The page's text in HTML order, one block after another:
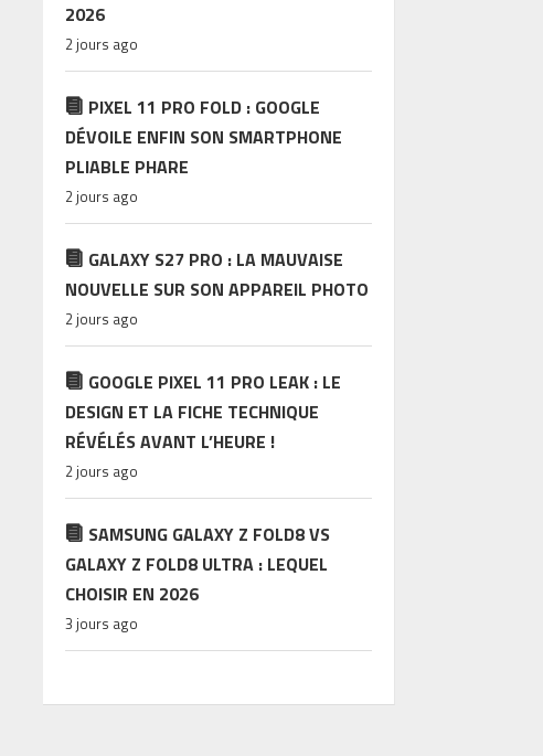
2026
2 jours ago
PIXEL 11 PRO FOLD : GOOGLE
DÉVOILE ENFIN SON SMARTPHONE
PLIABLE PHARE
2 jours ago
GALAXY S27 PRO : LA MAUVAISE
NOUVELLE SUR SON APPAREIL PHOTO
2 jours ago
GOOGLE PIXEL 11 PRO LEAK : LE
DESIGN ET LA FICHE TECHNIQUE
RÉVÉLÉS AVANT L’HEURE !
2 jours ago
SAMSUNG GALAXY Z FOLD8 VS
GALAXY Z FOLD8 ULTRA : LEQUEL
CHOISIR EN 2026
3 jours ago